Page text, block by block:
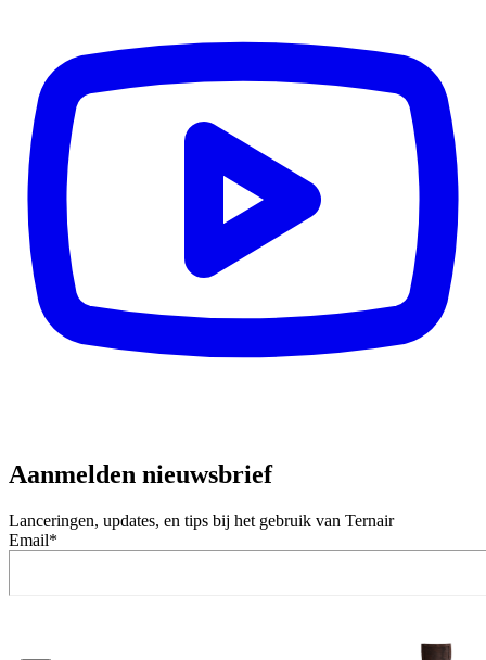
Aanmelden nieuwsbrief
Lanceringen, updates, en tips bij het gebruik van Ternair
Email*